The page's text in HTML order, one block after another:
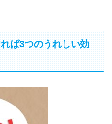
ば3つのうれしい効